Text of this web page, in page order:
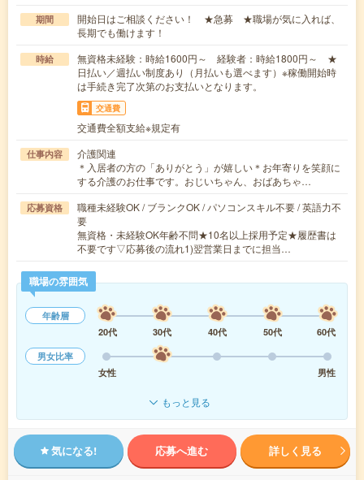
期間
開始日はご相談ください！ ★急募 ★職場が気に入れば、
長期でも働けます！
時給
無資格未経験：時給1600円～ 経験者：時給1800円～ ★
日払い／週払い制度あり（月払いも選べます）※稼働開始時
は手続き完了次第のお支払いとなります。
交通費
交通費全額支給※規定有
仕事内容
介護関連
＊入居者の方の「ありがとう」が嬉しい＊お年寄りを笑顔に
する介護のお仕事です。おじいちゃん、おばあちゃ…
応募資格
職種未経験OK / ブランクOK / パソコンスキル不要 / 英語力不
要
無資格・未経験OK年齢不問★10名以上採用予定★履歴書は
不要です▽応募後の流れ1)翌営業日までに担当…
職場の雰囲気
年齢層
20代
30代 40代 50代
60代
男女比率
女性
男性
もっと見る
気になる! 応募へ進む 詳しく見る